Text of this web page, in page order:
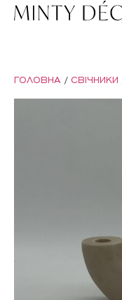
ГОЛОВНА / СВІЧНИКИ